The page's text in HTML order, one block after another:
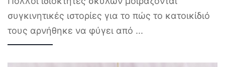
συγκινητικές ιστορίες για το πώς το κατοικίδιό
τους αρνήθηκε να φύγει από ...